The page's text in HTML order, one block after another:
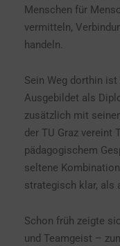
Menschen für
vermitteln,
handeln.
Sein Weg dorthin
Ausgebildet als
zusätzlich mit
der TU Graz vereint
pädagogischem
seltene
strategisch klar, als
Schon früh zeigte
und Teamgeist –